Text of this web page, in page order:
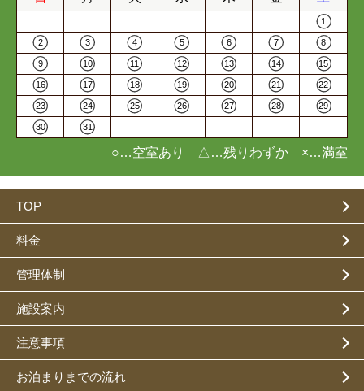
1
2 3 4 5 6 7 8
9 10 11 12 13 14 15
16 17 18 19 20 21 22
23 24 25 26 27 28 29
30 31
○…空室あり △…残りわずか ×…満室
TOP
料金
管理体制
施設案内
注意事項
お泊まりまでの流れ